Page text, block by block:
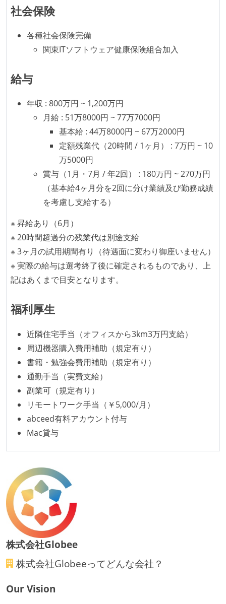
社会保険
各種社会保険完備
関東ITソフトウェア健康保険組合加入
給与
年収 : 800万円 ~ 1,200万円
月給 : 51万8000円 ~ 77万7000円
基本給 : 44万8000円 ~ 67万2000円
定額残業代（20時間 / 1ヶ月） : 7万円 ~ 10
万5000円
賞与（1月・7月 / 年2回） : 180万円 ~ 270万円
（基本給4ヶ月分を2回に分け業績及び勤務成績
を考慮し支給する）
※ 昇給あり（6月）
※ 20時間超過分の残業代は別途支給
※ 3ヶ月の試用期間有り（待遇面に変わり御座いません）
※ 実際の給与は選考終了後に確定されるものであり、上
記はあくまで目安となります。
福利厚生
近隣住宅手当（オフィスから3km3万円支給）
周辺機器購入費用補助（規定有り）
書籍・勉強会費用補助（規定有り）
通勤手当（実費支給）
副業可（規定有り）
リモートワーク手当（￥5,000/月）
abceed有料アカウント付与
Mac貸与
株式会社Globee
株式会社Globeeってどんな会社？
Our Vision